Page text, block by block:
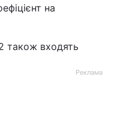
на
також входять
Реклама